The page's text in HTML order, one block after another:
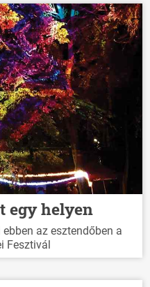
egy helyen
az esztendőben a
Fesztivál